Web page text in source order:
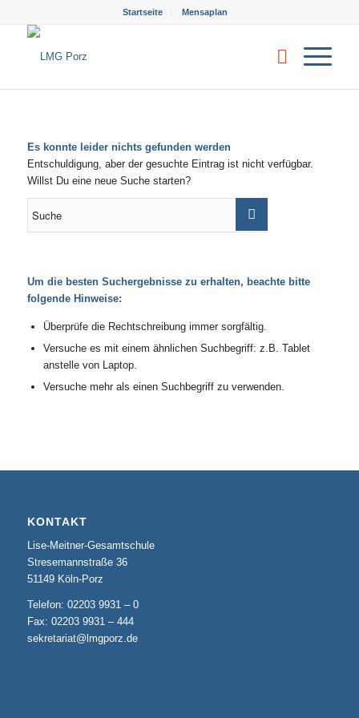
Startseite Mensaplan
Es konnte leider nichts gefunden werden
Entschuldigung, aber der gesuchte Eintrag ist nicht verfügbar.
Willst Du eine neue Suche starten?
Um die besten Suchergebnisse zu erhalten, beachte bitte
folgende Hinweise:
Überprüfe die Rechtschreibung immer sorgfältig.
Versuche es mit einem ähnlichen Suchbegriff: z.B. Tablet
anstelle von Laptop.
Versuche mehr als einen Suchbegriff zu verwenden.
KONTAKT
Lise-Meitner-Gesamtschule
Stresemannstraße 36
51149 Köln-Porz
Telefon: 02203 9931 – 0
Fax: 02203 9931 – 444
sekretariat@lmgporz.de